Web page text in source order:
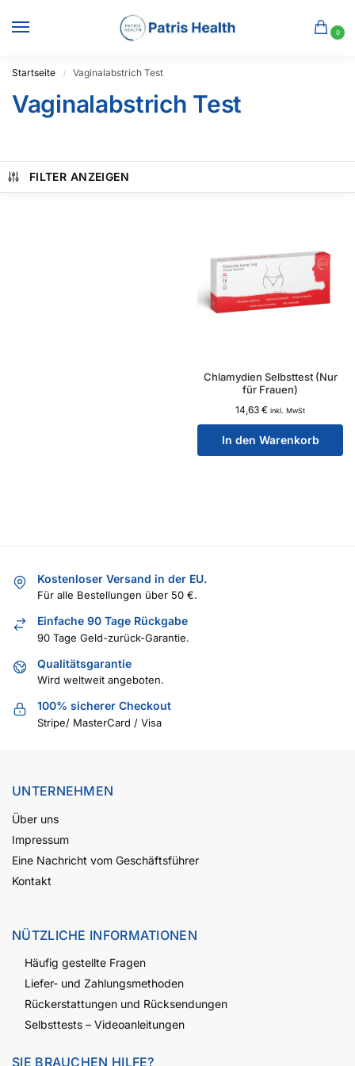
0
Startseite / Vaginalabstrich Test
Vaginalabstrich Test
FILTER ANZEIGEN
Chlamydien Selbsttest (Nur
für Frauen)
14,63 € inkl. MwSt
In den Warenkorb
Kostenloser Versand in der EU.
Für alle Bestellungen über 50 €.
Einfache 90 Tage Rückgabe
90 Tage Geld-zurück-Garantie.
Qualitätsgarantie
Wird weltweit angeboten.
100% sicherer Checkout
Stripe/ MasterCard / Visa
UNTERNEHMEN
Über uns
Impressum
Eine Nachricht vom Geschäftsführer
Kontakt
NÜTZLICHE INFORMATIONEN
Häufig gestellte Fragen
Liefer- und Zahlungsmethoden
Rückerstattungen und Rücksendungen
Selbsttests – Videoanleitungen
SIE BRAUCHEN HILFE?